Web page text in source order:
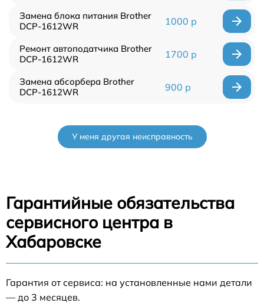
Замена блока питания Brother
DCP-1612WR
1000 р
Ремонт автоподатчика Brother
DCP-1612WR
1700 р
Замена абсорбера Brother
DCP-1612WR
900 р
У меня другая неисправность
Гарантийные обязательства
сервисного центра в
Хабаровске
Гарантия от сервиса: на установленные нами детали
— до 3 месяцев.